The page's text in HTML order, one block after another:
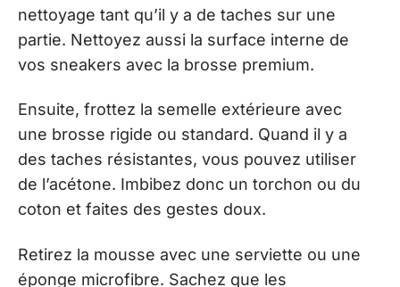
nettoyage tant qu’il y a de taches sur une
partie. Nettoyez aussi la surface interne de
vos sneakers avec la brosse premium.
Ensuite, frottez la semelle extérieure avec
une brosse rigide ou standard. Quand il y a
des taches résistantes, vous pouvez utiliser
de l’acétone. Imbibez donc un torchon ou du
coton et faites des gestes doux.
Retirez la mousse avec une serviette ou une
éponge microfibre. Sachez que les